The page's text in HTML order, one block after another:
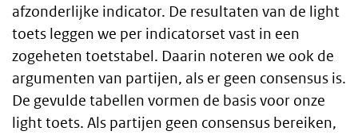
afzonderlijke indicator. De resultaten van de light
toets leggen we per indicatorset vast in een
zogeheten toetstabel. Daarin noteren we ook de
argumenten van partijen, als er geen consensus is.
De gevulde tabellen vormen de basis voor onze
light toets. Als partijen geen consensus bereiken,